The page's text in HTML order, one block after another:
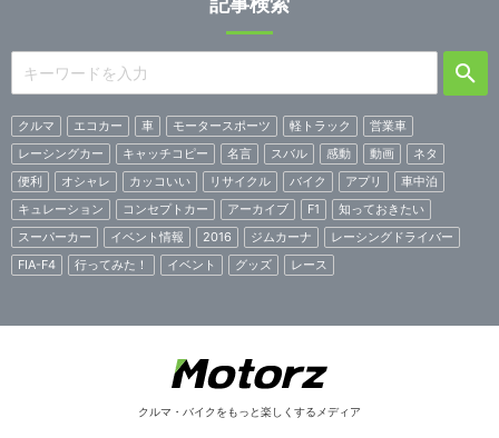
クルマ エコカー 車 モータースポーツ 軽トラック
営業車
レーシングカー
キャッチコピー 名言 スバル 感動 動画
ネタ
便利
オシャレ カッコいい リサイクル バイク アプリ
車中泊
キュレーション
コンセプトカー アーカイブ F1
知っておきたい
スーパーカー
イベント情報 2016 ジムカーナ
レーシングドライバー
FIA-F4
行ってみた！ イベント グッズ レース
クルマ・バイクをもっと楽しくするメディア